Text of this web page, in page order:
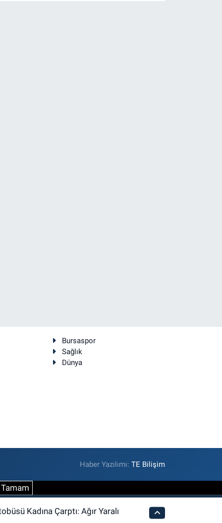
Bursaspor
Sağlık
Dünya
Haber Yazılımı:TE Bilişim
Tamam
Kadına Çarptı: Ağır Yaralı